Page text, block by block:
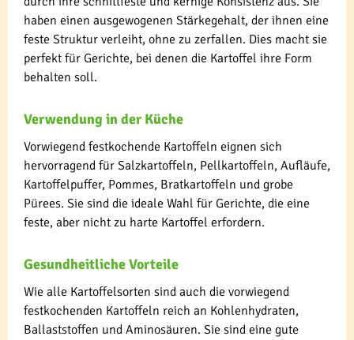
haben einen ausgewogenen Stärkegehalt, der ihnen eine
feste Struktur verleiht, ohne zu zerfallen. Dies macht sie
perfekt für Gerichte, bei denen die Kartoffel ihre Form
behalten soll.
Verwendung in der Küche
Vorwiegend festkochende Kartoffeln eignen sich
hervorragend für Salzkartoffeln, Pellkartoffeln, Aufläufe,
Kartoffelpuffer, Pommes, Bratkartoffeln und grobe
Pürees. Sie sind die ideale Wahl für Gerichte, die eine
feste, aber nicht zu harte Kartoffel erfordern.
Gesundheitliche Vorteile
Wie alle Kartoffelsorten sind auch die vorwiegend
festkochenden Kartoffeln reich an Kohlenhydraten,
Ballaststoffen und Aminosäuren. Sie sind eine gute